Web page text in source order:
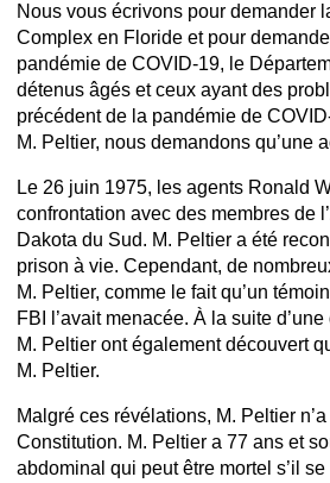
Nous vous écrivons pour demander
Complex en Floride et pour
pandémie de COVID-19, le
détenus âgés et ceux ayant des
précédent de la pandémie de
M. Peltier, nous demandons qu’une
Le 26 juin 1975, les agents Ronald
confrontation avec des membres de
Dakota du Sud. M. Peltier a été
prison à vie. Cependant, de
M. Peltier, comme le fait qu’un
FBI l’avait menacée. À la suite
M. Peltier ont également découvert
M. Peltier.
Malgré ces révélations, M. Peltier
Constitution. M. Peltier a 77 ans et
abdominal qui peut être mortel s’il